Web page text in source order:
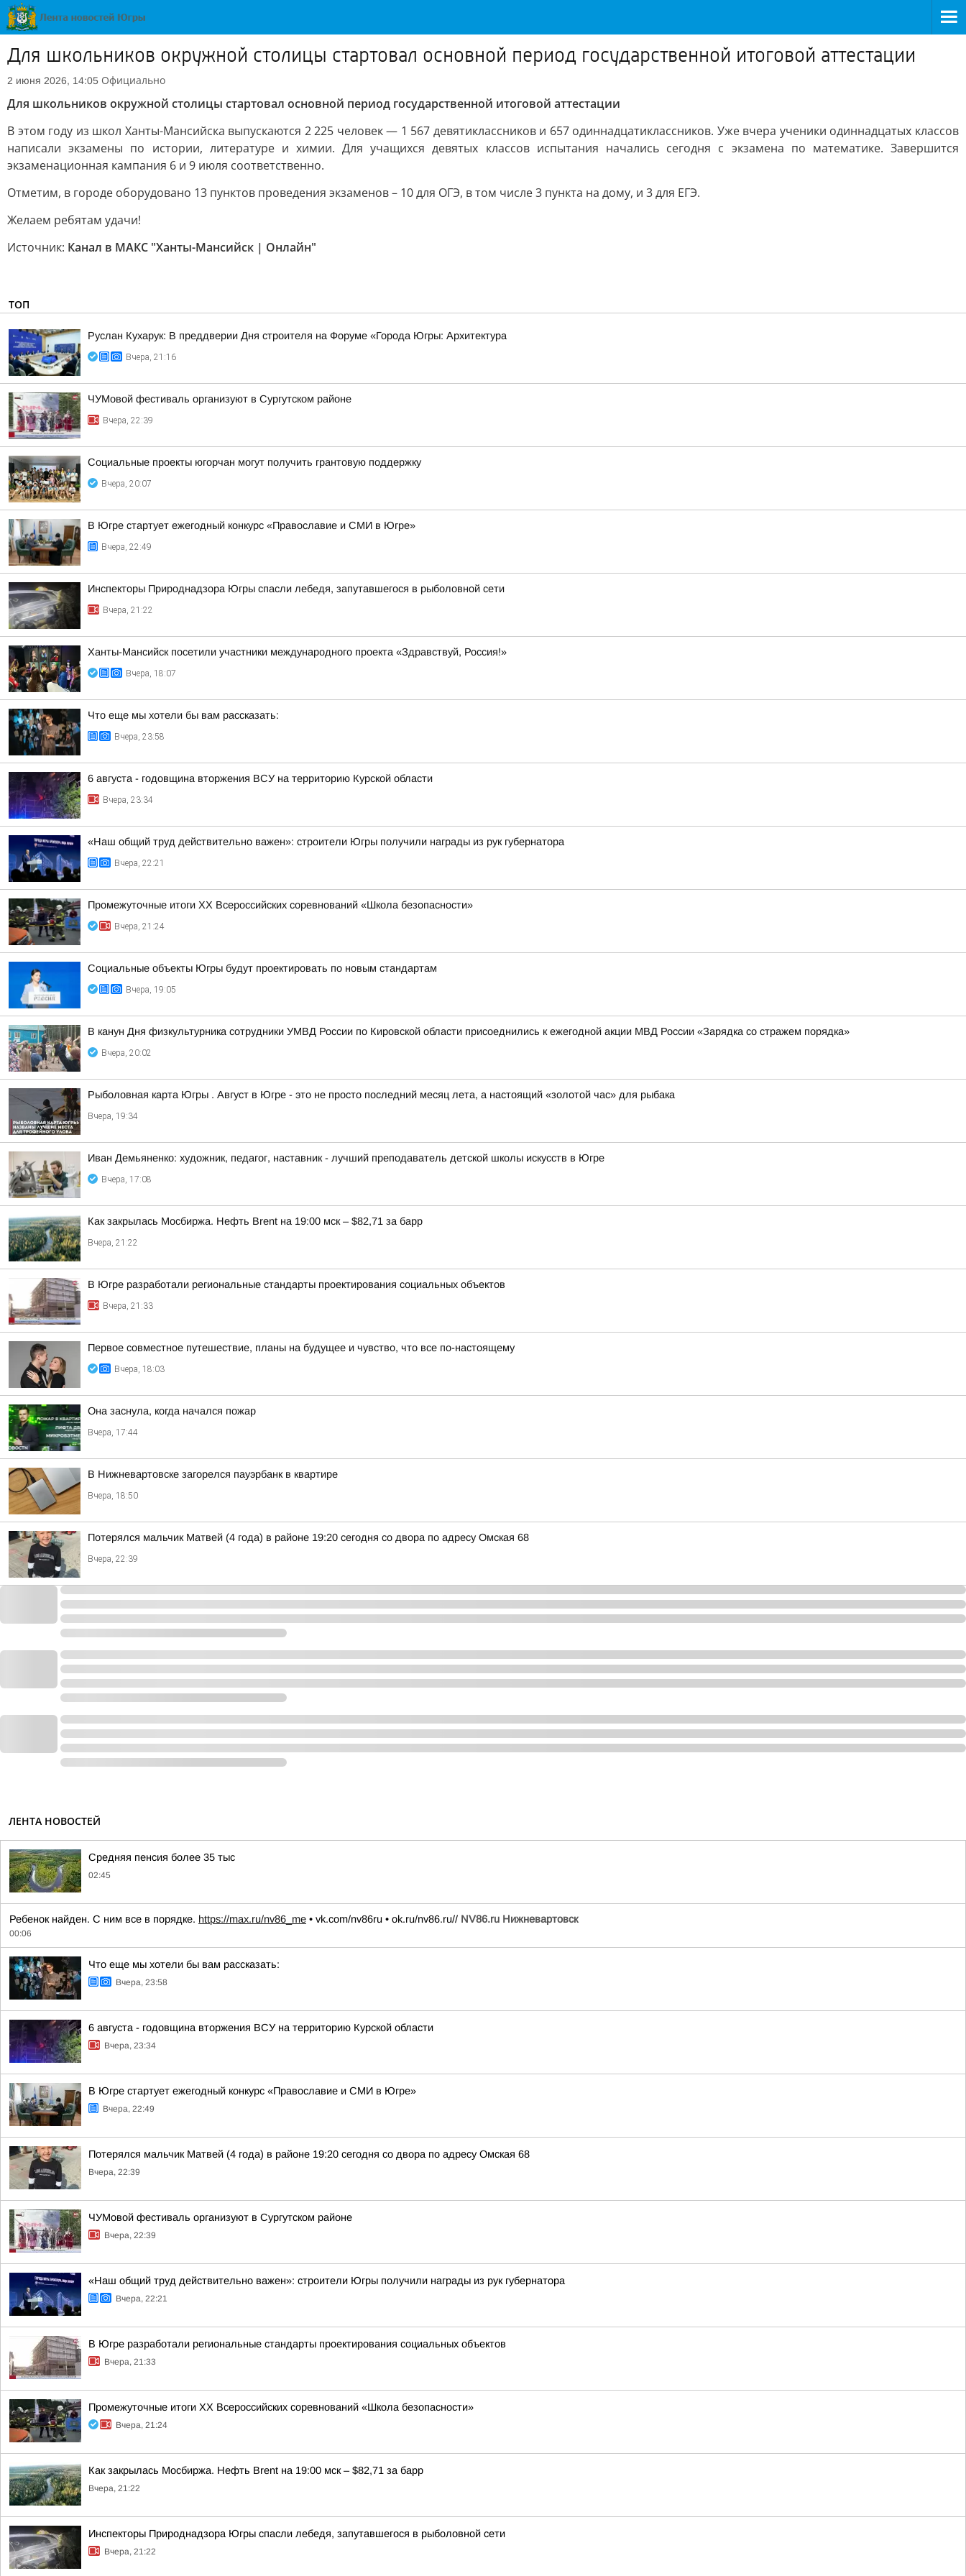
Для школьников окружной столицы стартовал основной период государственной итоговой аттестации
2 июня 2026, 14:05 Официально
Для школьников окружной столицы стартовал основной период государственной итоговой аттестации
В этом году из школ Ханты-Мансийска выпускаются 2 225 человек — 1 567 девятиклассников и 657 одиннадцатиклассников. Уже вчера ученики одиннадцатых классов
написали экзамены по истории, литературе и химии. Для учащихся девятых классов испытания начались сегодня с экзамена по математике. Завершится
экзаменационная кампания 6 и 9 июля соответственно.
Отметим, в городе оборудовано 13 пунктов проведения экзаменов – 10 для ОГЭ, в том числе 3 пункта на дому, и 3 для ЕГЭ.
Желаем ребятам удачи!
Источник: Канал в МАКС "Ханты-Мансийск | Онлайн"
ТОП
Руслан Кухарук: В преддверии Дня строителя на Форуме «Города Югры: Архитектура
Вчера, 21:16
ЧУМовой фестиваль организуют в Сургутском районе
Вчера, 22:39
Социальные проекты югорчан могут получить грантовую поддержку
Вчера, 20:07
В Югре стартует ежегодный конкурс «Православие и СМИ в Югре»
Вчера, 22:49
Инспекторы Природнадзора Югры спасли лебедя, запутавшегося в рыболовной сети
Вчера, 21:22
Ханты-Мансийск посетили участники международного проекта «Здравствуй, Россия!»
Вчера, 18:07
Что еще мы хотели бы вам рассказать:
Вчера, 23:58
6 августа - годовщина вторжения ВСУ на территорию Курской области
Вчера, 23:34
«Наш общий труд действительно важен»: строители Югры получили награды из рук губернатора
Вчера, 22:21
Промежуточные итоги XX Всероссийских соревнований «Школа безопасности»
Вчера, 21:24
Социальные объекты Югры будут проектировать по новым стандартам
Вчера, 19:05
В канун Дня физкультурника сотрудники УМВД России по Кировской области присоеднились к ежегодной акции МВД России «Зарядка со стражем порядка»
Вчера, 20:02
Рыболовная карта Югры . Август в Югре - это не просто последний месяц лета, а настоящий «золотой час» для рыбака
Вчера, 19:34
Иван Демьяненко: художник, педагог, наставник - лучший преподаватель детской школы искусств в Югре
Вчера, 17:08
Как закрылась Мосбиржа. Нефть Brent на 19:00 мск – $82,71 за барр
Вчера, 21:22
В Югре разработали региональные стандарты проектирования социальных объектов
Вчера, 21:33
Первое совместное путешествие, планы на будущее и чувство, что все по-настоящему
Вчера, 18:03
Она заснула, когда начался пожар
Вчера, 17:44
В Нижневартовске загорелся пауэрбанк в квартире
Вчера, 18:50
Потерялся мальчик Матвей (4 года) в районе 19:20 сегодня со двора по адресу Омская 68
Вчера, 22:39
ЛЕНТА НОВОСТЕЙ
Средняя пенсия более 35 тыс
02:45
Ребенок найден. С ним все в порядке. https://max.ru/nv86_me • vk.com/nv86ru • ok.ru/nv86.ru// NV86.ru Нижневартовск
00:06
Что еще мы хотели бы вам рассказать:
Вчера, 23:58
6 августа - годовщина вторжения ВСУ на территорию Курской области
Вчера, 23:34
В Югре стартует ежегодный конкурс «Православие и СМИ в Югре»
Вчера, 22:49
Потерялся мальчик Матвей (4 года) в районе 19:20 сегодня со двора по адресу Омская 68
Вчера, 22:39
ЧУМовой фестиваль организуют в Сургутском районе
Вчера, 22:39
«Наш общий труд действительно важен»: строители Югры получили награды из рук губернатора
Вчера, 22:21
В Югре разработали региональные стандарты проектирования социальных объектов
Вчера, 21:33
Промежуточные итоги XX Всероссийских соревнований «Школа безопасности»
Вчера, 21:24
Как закрылась Мосбиржа. Нефть Brent на 19:00 мск – $82,71 за барр
Вчера, 21:22
Инспекторы Природнадзора Югры спасли лебедя, запутавшегося в рыболовной сети
Вчера, 21:22